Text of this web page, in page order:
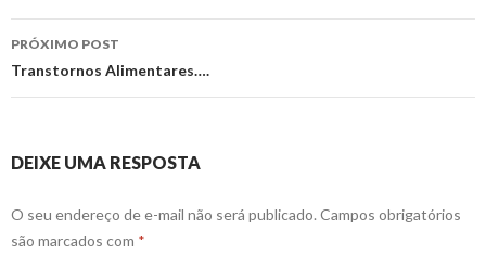
de
posts
PRÓXIMO POST
Transtornos Alimentares….
DEIXE UMA RESPOSTA
O seu endereço de e-mail não será publicado. Campos obrigatórios
são marcados com *